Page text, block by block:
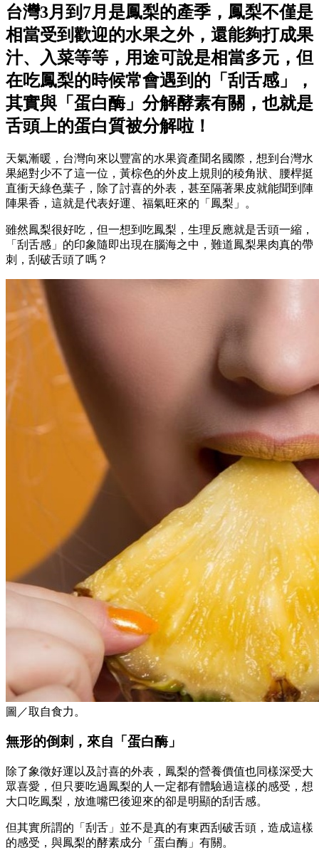
台灣3月到7月是鳳梨的產季，鳳梨不僅是
相當受到歡迎的水果之外，還能夠打成果
汁、入菜等等，用途可說是相當多元，但
在吃鳳梨的時候常會遇到的「刮舌感」，
其實與「蛋白酶」分解酵素有關，也就是
舌頭上的蛋白質被分解啦！
天氣漸暖，台灣向來以豐富的水果資產聞名國際，想到台灣水
果絕對少不了這一位，黃棕色的外皮上規則的稜角狀、腰桿挺
直衝天綠色葉子，除了討喜的外表，甚至隔著果皮就能聞到陣
陣果香，這就是代表好運、福氣旺來的「鳳梨」。
雖然鳳梨很好吃，但一想到吃鳳梨，生理反應就是舌頭一縮，
「刮舌感」的印象隨即出現在腦海之中，難道鳳梨果肉真的帶
刺，刮破舌頭了嗎？
圖／取自食力。
無形的倒刺，來自「蛋白酶」
除了象徵好運以及討喜的外表，鳳梨的營養價值也同樣深受大
眾喜愛，但只要吃過鳳梨的人一定都有體驗過這樣的感受，想
大口吃鳳梨，放進嘴巴後迎來的卻是明顯的刮舌感。
但其實所謂的「刮舌」並不是真的有東西刮破舌頭，造成這樣
的感受，與鳳梨的酵素成分「蛋白酶」有關。